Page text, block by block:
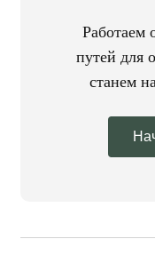
Работаем
путей для
станем